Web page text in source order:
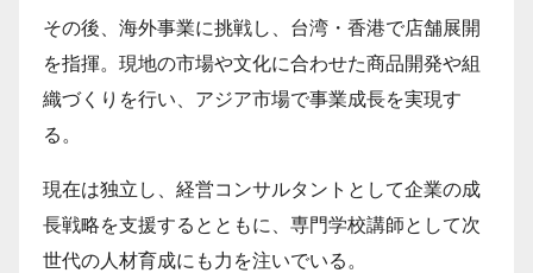
その後、海外事業に挑戦し、台湾・香港で店舗展開
を指揮。現地の市場や文化に合わせた商品開発や組
織づくりを行い、アジア市場で事業成長を実現す
る。
現在は独立し、経営コンサルタントとして企業の成
長戦略を支援するとともに、専門学校講師として次
世代の人材育成にも力を注いでいる。